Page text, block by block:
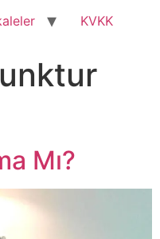
KVKK
Mı?